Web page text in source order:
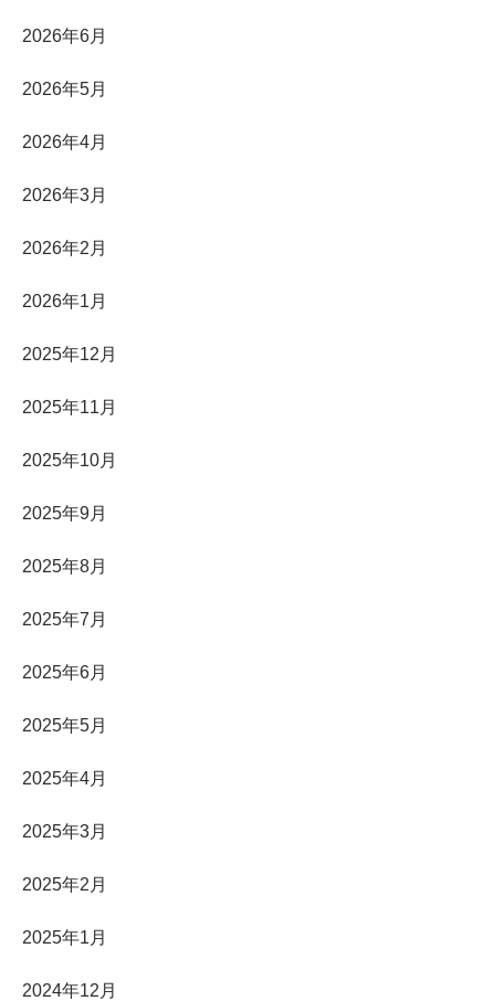
2026年6月
2026年5月
2026年4月
2026年3月
2026年2月
2026年1月
2025年12月
2025年11月
2025年10月
2025年9月
2025年8月
2025年7月
2025年6月
2025年5月
2025年4月
2025年3月
2025年2月
2025年1月
2024年12月